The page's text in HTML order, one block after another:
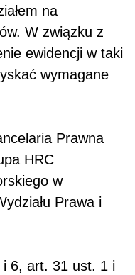
na
W związku z
ewidencji w taki
wymagane
Prawna
HRC
w
Prawa i
6, art. 31 ust. 1 i